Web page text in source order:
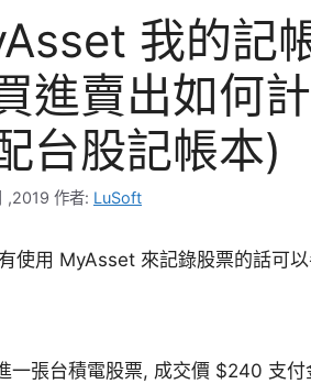
我的記
進賣出如何
台股記帳本)
,2019 作者: LuSoft
使用 MyAsset 來記錄股票的話可
一張台積電股票, 成交價 $240 支